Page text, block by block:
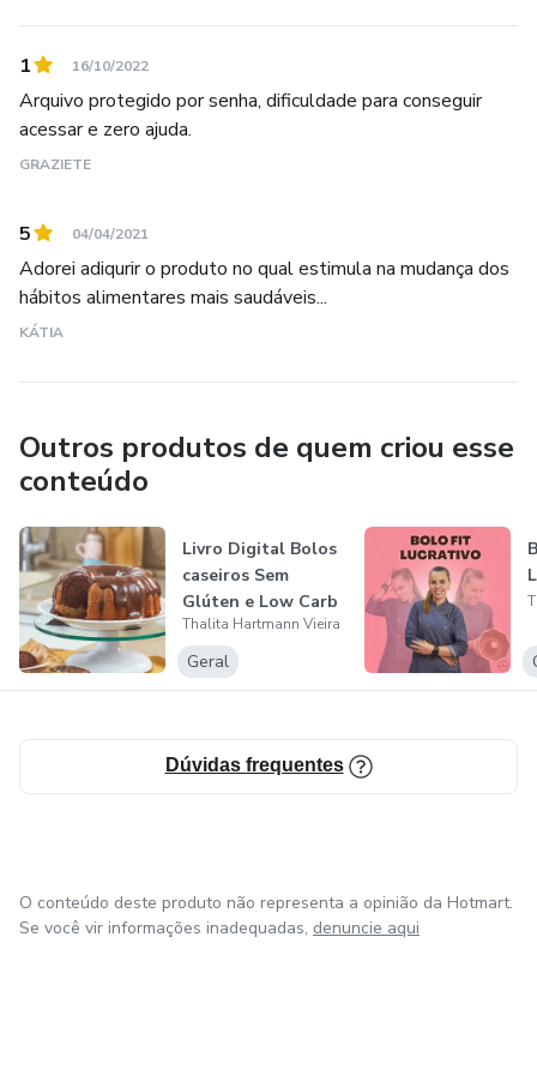
dia… e o coração. ❤️🍃
1 16/10/2022
Arquivo protegido por senha, dificuldade para conseguir
acessar e zero ajuda.
GRAZIETE
5 04/04/2021
Adorei adiqurir o produto no qual estimula na mudança dos
hábitos alimentares mais saudáveis...
KÁTIA
Outros produtos de quem criou esse
conteúdo
Livro Digital Bolos
caseiros Sem
Glúten e Low Carb
Thalita Hartmann Vieira
Geral
Dúvidas frequentes
O conteúdo deste produto não representa a opinião da Hotmart.
Se você vir informações inadequadas, denuncie aqui